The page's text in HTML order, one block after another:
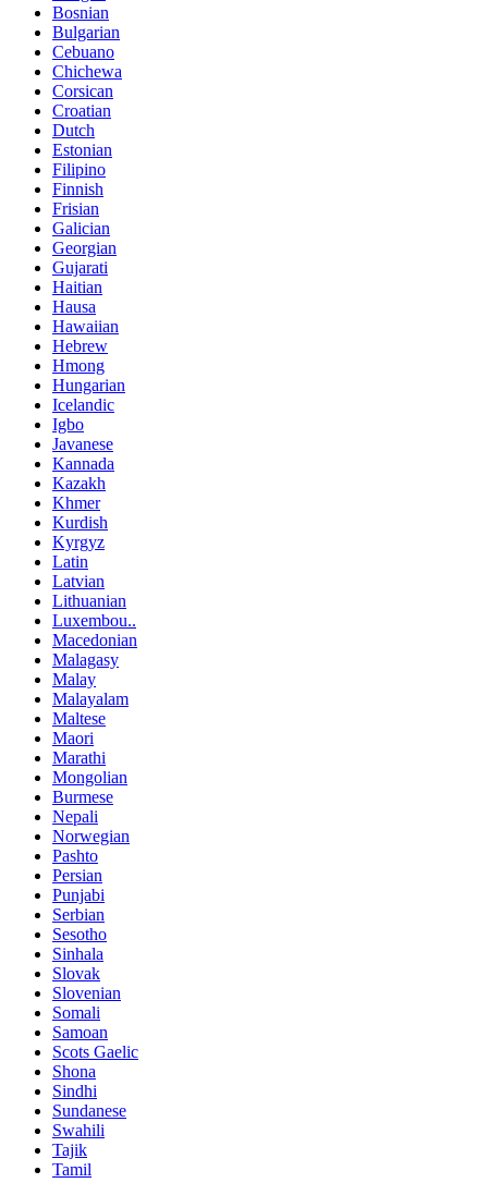
Bosnian
Bulgarian
Cebuano
Chichewa
Corsican
Croatian
Dutch
Estonian
Filipino
Finnish
Frisian
Galician
Georgian
Gujarati
Haitian
Hausa
Hawaiian
Hebrew
Hmong
Hungarian
Icelandic
Igbo
Javanese
Kannada
Kazakh
Khmer
Kurdish
Kyrgyz
Latin
Latvian
Lithuanian
Luxembou..
Macedonian
Malagasy
Malay
Malayalam
Maltese
Maori
Marathi
Mongolian
Burmese
Nepali
Norwegian
Pashto
Persian
Punjabi
Serbian
Sesotho
Sinhala
Slovak
Slovenian
Somali
Samoan
Scots Gaelic
Shona
Sindhi
Sundanese
Swahili
Tajik
Tamil